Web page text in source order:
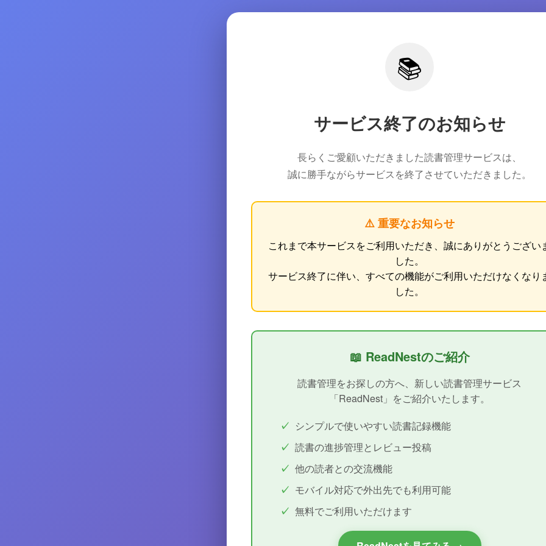
📚
サービス終了のお知らせ
長らくご愛顧いただきました読書管理サービスは、
誠に勝手ながらサービスを終了させていただきました。
⚠️ 重要なお知らせ
これまで本サービスをご利用いただき、誠にありがとうござい
した。
サービス終了に伴い、すべての機能がご利用いただけなくなり
した。
📖 ReadNestのご紹介
読書管理をお探しの方へ、新しい読書管理サービス
「ReadNest」をご紹介いたします。
シンプルで使いやすい読書記録機能
読書の進捗管理とレビュー投稿
他の読者との交流機能
モバイル対応で外出先でも利用可能
無料でご利用いただけます